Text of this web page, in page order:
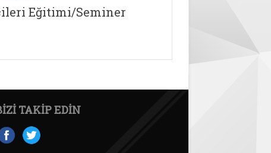
Eğitimi/Seminer
TAKIP EDIN